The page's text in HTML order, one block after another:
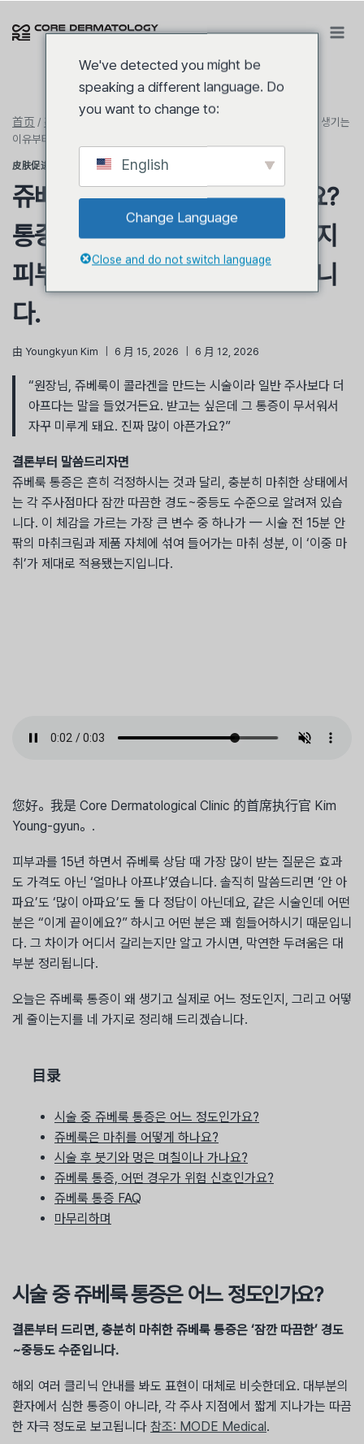
首页 / 美容
쥬베룩 통증, 정말 많이 아픈가요? 통증이 생기는
이유부터 강도까지 피부과 전문의가 직접 작성했습니다.
皮肤促进剂
쥬베룩 통증, 정말 많이 아픈가요?
통증이 생기는 이유부터 강도까지
피부과 전문의가 직접 작성했습니
다.
由 Youngkyun Kim 6 月 15, 2026 6 月 12, 2026
“원장님, 쥬베룩이 콜라겐을 만드는 시술이라 일반 주사보다 더
아프다는 말을 들었거든요. 받고는 싶은데 그 통증이 무서워서
자꾸 미루게 돼요. 진짜 많이 아픈가요?”
결론부터 말씀드리자면
쥬베룩 통증은 흔히 걱정하시는 것과 달리, 충분히 마취한 상태에서
는 각 주사점마다 잠깐 따끔한 경도~중등도 수준으로 알려져 있습
니다. 이 체감을 가르는 가장 큰 변수 중 하나가 — 시술 전 15분 안
팎의 마취크림과 제품 자체에 섞여 들어가는 마취 성분, 이 ‘이중 마
취’가 제대로 적용됐는지입니다.
您好。我是 Core Dermatological Clinic 的首席执行官 Kim
Young-gyun。.
피부과를 15년 하면서 쥬베룩 상담 때 가장 많이 받는 질문은 효과
도 가격도 아닌 ‘얼마나 아프냐’였습니다. 솔직히 말씀드리면 ‘안 아
파요’도 ‘많이 아파요’도 둘 다 정답이 아닌데요, 같은 시술인데 어떤
분은 “이게 끝이에요?” 하시고 어떤 분은 꽤 힘들어하시기 때문입니
다. 그 차이가 어디서 갈리는지만 알고 가시면, 막연한 두려움은 대
부분 정리됩니다.
오늘은 쥬베룩 통증이 왜 생기고 실제로 어느 정도인지, 그리고 어떻
게 줄이는지를 네 가지로 정리해 드리겠습니다.
目录
시술 중 쥬베룩 통증은 어느 정도인가요?
쥬베룩은 마취를 어떻게 하나요?
시술 후 붓기와 멍은 며칠이나 가나요?
쥬베룩 통증, 어떤 경우가 위험 신호인가요?
쥬베룩 통증 FAQ
마무리하며
시술 중 쥬베룩 통증은 어느 정도인가요?
결론부터 드리면, 충분히 마취한 쥬베룩 통증은 ‘잠깐 따끔한’ 경도
~중등도 수준입니다.
해외 여러 클리닉 안내를 봐도 표현이 대체로 비슷한데요. 대부분의
환자에서 심한 통증이 아니라, 각 주사 지점에서 짧게 지나가는 따끔
한 자극 정도로 보고됩니다 참조: MODE Medical .
We've detected you might be
speaking a different language. Do
you want to change to:
English
Change Language
Close and do not switch language